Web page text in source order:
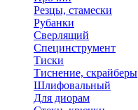
Резцы, стамески
Рубанки
Сверлящий
Специнструмент
Тиски
Тиснение, скрайберы
Шлифовальный
Для диорам